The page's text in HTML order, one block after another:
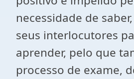
necessidade de
seus interlocutores
aprender, pelo que
processo de exame,